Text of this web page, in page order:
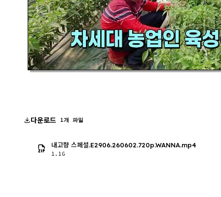
다운로드 1개 파일
내고향 스페셜.E2906.260602.720p.WANNA.mp4
1.1G